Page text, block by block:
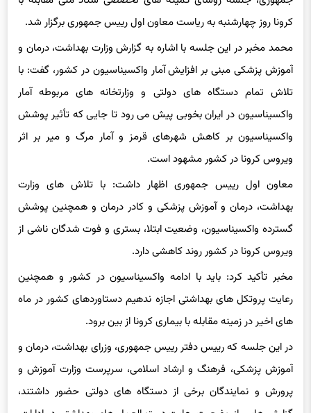
کرونا روز چهارشنبه به ریاست معاون اول رییس جمهوری برگزار شد.
محمد مخبر در این جلسه با اشاره به گزارش وزارت بهداشت، درمان و
آموزش پزشکی مبنی بر افزایش آمار واکسیناسیون در کشور، گفت: با
تلاش تمام دستگاه های دولتی و وزارتخانه های مربوطه آمار
واکسیناسیون در ایران بخوبی پیش می رود تا جایی که تأثیر پوشش
واکسیناسیون بر کاهش شهرهای قرمز و آمار مرگ و میر بر اثر
ویروس کرونا در کشور مشهود است.
معاون اول رییس جمهوری اظهار داشت: با تلاش های وزارت
بهداشت، درمان و آموزش پزشکی و کادر درمان و همچنین پوشش
گسترده واکسیناسیون، وضعیت ابتلا، بستری و فوت شدگان ناشی از
ویروس کرونا در کشور روند کاهشی دارد.
مخبر تأکید کرد: باید با ادامه واکسیناسیون در کشور و همچنین
رعایت پروتکل های بهداشتی اجازه ندهیم دستاوردهای کشور در ماه
های اخیر در زمینه مقابله با بیماری کرونا از بین برود.
در این جلسه که رییس دفتر رییس جمهوری، وزرای بهداشت، درمان و
آموزش پزشکی، فرهنگ و ارشاد اسلامی، سرپرست وزارت آموزش و
پرورش و نمایندگان برخی از دستگاه های دولتی حضور داشتند،